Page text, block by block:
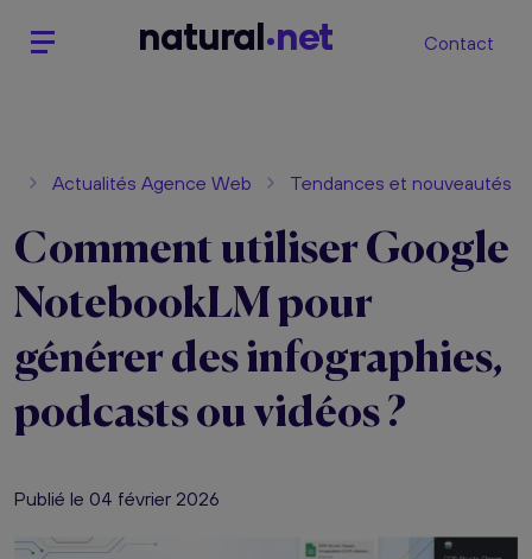
natural net Contact
Actualités Agence Web Tendances et nouveautés
Comment utiliser Google
NotebookLM pour
générer des infographies,
podcasts ou vidéos ?
Publié le 04 février 2026